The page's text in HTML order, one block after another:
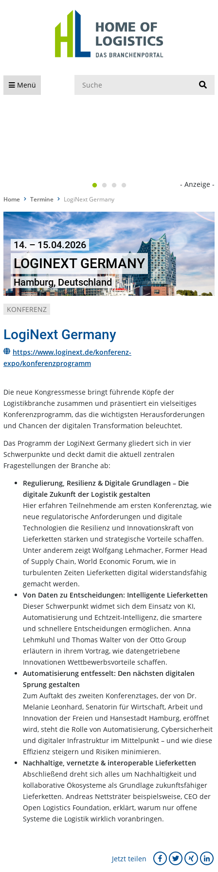
Menü
- Anzeige -
Home Termine LogiNext Germany
14. – 15.04.2026
LOGINEXT GERMANY
Hamburg, Deutschland
KONFERENZ
LogiNext Germany
https://www.loginext.de/konferenz-
expo/konferenzprogramm
Die neue Kongressmesse bringt führende Köpfe der
Logistikbranche zusammen und präsentiert ein vielseitiges
Konferenzprogramm, das die wichtigsten Herausforderungen
und Chancen der digitalen Transformation beleuchtet.
Das Programm der LogiNext Germany gliedert sich in vier
Schwerpunkte und deckt damit die aktuell zentralen
Fragestellungen der Branche ab:
Regulierung, Resilienz & Digitale Grundlagen – Die
digitale Zukunft der Logistik gestalten
Hier erfahren Teilnehmende am ersten Konferenztag, wie
neue regulatorische Anforderungen und digitale
Technologien die Resilienz und Innovationskraft von
Lieferketten stärken und strategische Vorteile schaffen.
Unter anderem zeigt Wolfgang Lehmacher, Former Head
of Supply Chain, World Economic Forum, wie in
turbulenten Zeiten Lieferketten digital widerstandsfähig
gemacht werden.
Von Daten zu Entscheidungen: Intelligente Lieferketten
Dieser Schwerpunkt widmet sich dem Einsatz von KI,
Automatisierung und Echtzeit-Intelligenz, die smartere
und schnellere Entscheidungen ermöglichen. Anna
Lehmkuhl und Thomas Walter von der Otto Group
erläutern in ihrem Vortrag, wie datengetriebene
Innovationen Wettbewerbsvorteile schaffen.
Automatisierung entfesselt: Den nächsten digitalen
Sprung gestalten
Zum Auftakt des zweiten Konferenztages, der von Dr.
Melanie Leonhard, Senatorin für Wirtschaft, Arbeit und
Innovation der Freien und Hansestadt Hamburg, eröffnet
wird, steht die Rolle von Automatisierung, Cybersicherheit
und digitaler Infrastruktur im Mittelpunkt – und wie diese
Effizienz steigern und Risiken minimieren.
Nachhaltige, vernetzte & interoperable Lieferketten
Abschließend dreht sich alles um Nachhaltigkeit und
kollaborative Ökosysteme als Grundlage zukunftsfähiger
Lieferketten. Andreas Nettsträter beispielsweise, CEO der
Open Logistics Foundation, erklärt, warum nur offene
Systeme die Logistik wirklich voranbringen.
Jetzt teilen